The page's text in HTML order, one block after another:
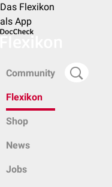
Das Flexikon
als App
Community
Flexikon
Shop
News
Jobs